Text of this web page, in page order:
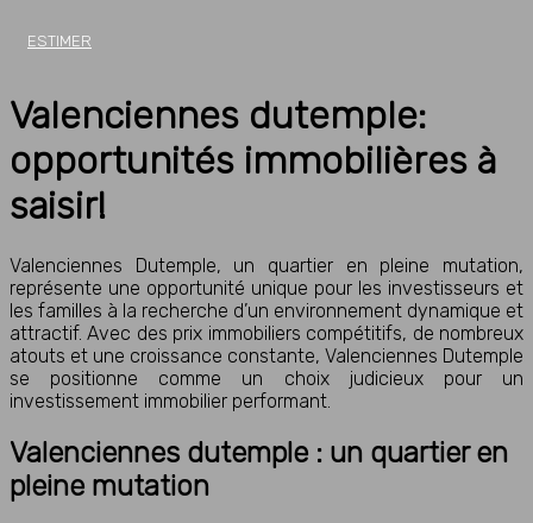
ESTIMER
Valenciennes dutemple:
opportunités immobilières à
saisir!
Valenciennes Dutemple, un quartier en pleine mutation,
représente une opportunité unique pour les investisseurs et
les familles à la recherche d’un environnement dynamique et
attractif. Avec des prix immobiliers compétitifs, de nombreux
atouts et une croissance constante, Valenciennes Dutemple
se positionne comme un choix judicieux pour un
investissement immobilier performant.
Valenciennes dutemple : un quartier en
pleine mutation